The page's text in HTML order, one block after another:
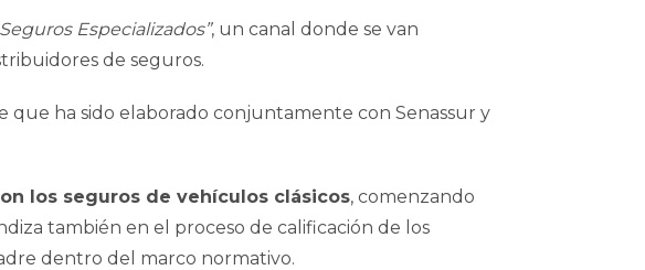
Especializados”, un canal donde se van
de seguros.
que ha sido elaborado conjuntamente con Senassur y
los seguros de vehículos clásicos, comenzando
también en el proceso de calificación de los
dentro del marco normativo.